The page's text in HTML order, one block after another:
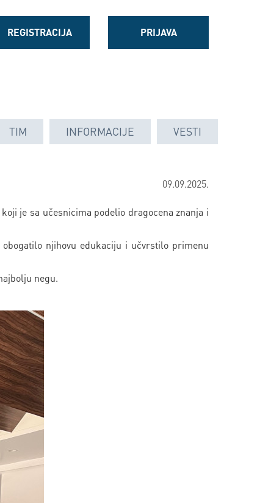
REGISTRACIJA PRIJAVA
TIM INFORMACIJE VESTI
09.09.2025.
je sa učesnicima podelio dragocena znanja i
njihovu edukaciju i učvrstilo primenu
negu.